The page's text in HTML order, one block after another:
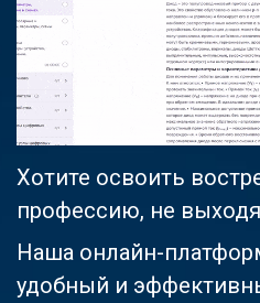
Хотите освоить
профессию, не
Наша онлайн-
удобный и